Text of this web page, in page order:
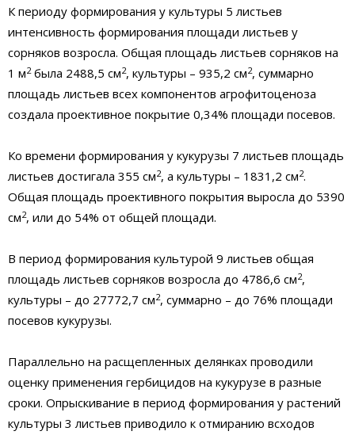
К периоду формирования у культуры 5 листьев
интенсивность формирования площади листьев у
сорняков возросла. Общая площадь листьев сорняков на
1 м2была 2488,5 см2, культуры – 935,2 см2, суммарно
площадь листьев всех компонентов агрофитоценоза
создала проективное покрытие 0,34% площади посевов.
Ко времени формирования у кукурузы 7 листьев площадь
листьев достигала 355 см2, а культуры – 1831,2 см2.
Общая площадь проективного покрытия выросла до 5390
см2, или до 54% от общей площади.
В период формирования культурой 9 листьев общая
площадь листьев сорняков возросла до 4786,6 см2,
культуры – до 27772,7 см2, суммарно – до 76% площади
посевов кукурузы.
Параллельно на расщепленных делянках проводили
оценку применения гербицидов на кукурузе в разные
сроки. Опрыскивание в период формирования у растений
культуры 3 листьев приводило к отмиранию всходов